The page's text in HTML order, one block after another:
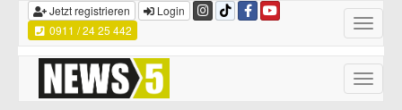
Toggle
Jetzt registrieren
Login
0911 / 24 25 442
Toggle